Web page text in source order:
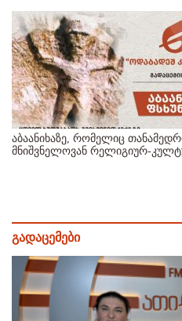
აბაანიხაზე, რომელიც
მნიშვნელოვან რელიგიურ-
გადაცემები